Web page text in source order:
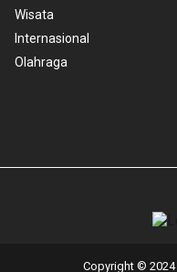
Wisata
Internasional
Olahraga
Copyright ©